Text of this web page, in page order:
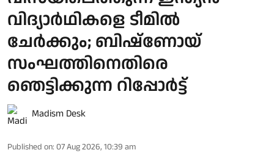
വിദ്യാര്‍ഥികളെ ടീമില്‍
ചേര്‍ക്കും; ബിഷ്ണോയ്
സംഘത്തിനെതിരെ
ഞെട്ടിക്കുന്ന റിപ്പോര്‍ട്ട്
Madism Desk
Published on: 07 Aug 2026, 10:39 am